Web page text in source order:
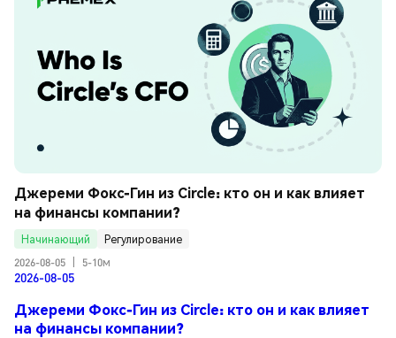
Джереми Фокс-Гин из Circle: кто он и как влияет
на финансы компании?
Начинающий
Регулирование
2026-08-05
5-10м
2026-08-05
Джереми Фокс-Гин из Circle: кто он и как влияет
на финансы компании?